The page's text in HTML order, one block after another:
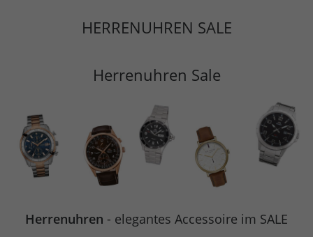
HERRENUHREN SALE
Herrenuhren Sale
Herrenuhren - elegantes Accessoire im SALE